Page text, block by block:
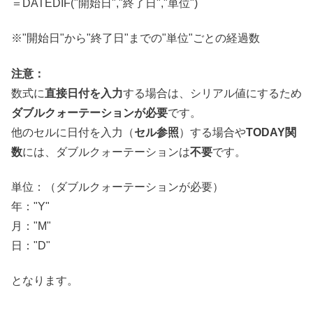
＝DATEDIF("開始日","終了日","単位")
※"開始日"から"終了日"までの"単位"ごとの経過数
注意：
数式に直接日付を入力する場合は、シリアル値にするため
ダブルクォーテーションが必要です。
他のセルに日付を入力（セル参照）する場合やTODAY関
数には、ダブルクォーテーションは不要です。
単位：（ダブルクォーテーションが必要）
年："Y"
月："M"
日："D"
となります。